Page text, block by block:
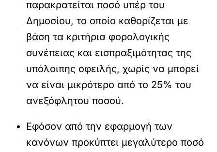
παρακρατείται ποσό υπέρ του
Δημοσίου, το οποίο καθορίζεται με
βάση τα κριτήρια φορολογικής
συνέπειας και εισπραξιμότητας της
υπόλοιπης οφειλής, χωρίς να μπορεί
να είναι μικρότερο από το 25% του
ανεξόφλητου ποσού.
Εφόσον από την εφαρμογή των
κανόνων προκύπτει μεγαλύτερο ποσό